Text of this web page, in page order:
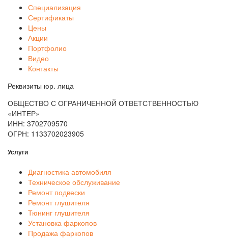
Специализация
Сертификаты
Цены
Акции
Портфолио
Видео
Контакты
Реквизиты юр. лица
ОБЩЕСТВО С ОГРАНИЧЕННОЙ ОТВЕТСТВЕННОСТЬЮ
«ИНТЕР»
ИНН: 3702709570
ОГРН: 1133702023905
Услуги
Диагностика автомобиля
Техническое обслуживание
Ремонт подвески
Ремонт глушителя
Тюнинг глушителя
Установка фаркопов
Продажа фаркопов